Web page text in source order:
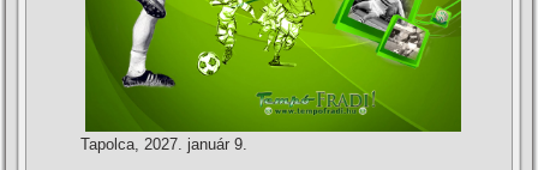
Tapolca, 2027. január 9.